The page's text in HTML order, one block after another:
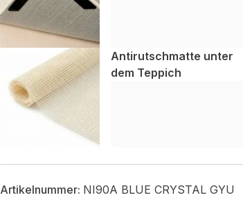
Antirutschmatte unter
dem Teppich
Artikelnummer: NI90A BLUE CRYSTAL GYU